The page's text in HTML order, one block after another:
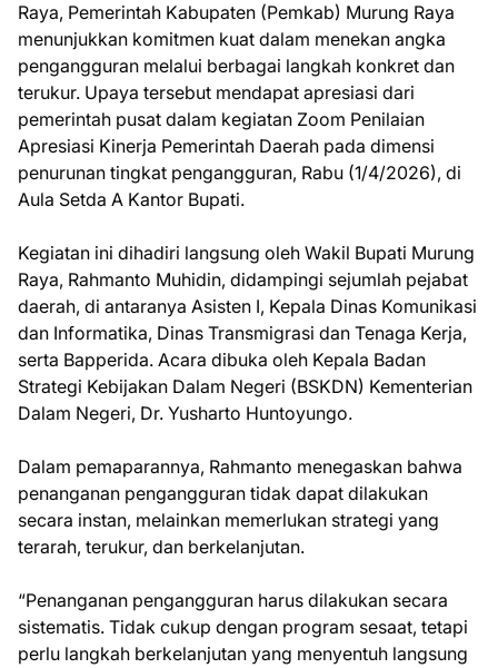
Raya, Pemerintah Kabupaten (Pemkab) Murung Raya
menunjukkan komitmen kuat dalam menekan angka
pengangguran melalui berbagai langkah konkret dan
terukur. Upaya tersebut mendapat apresiasi dari
pemerintah pusat dalam kegiatan Zoom Penilaian
Apresiasi Kinerja Pemerintah Daerah pada dimensi
penurunan tingkat pengangguran, Rabu (1/4/2026), di
Aula Setda A Kantor Bupati.
Kegiatan ini dihadiri langsung oleh Wakil Bupati Murung
Raya, Rahmanto Muhidin, didampingi sejumlah pejabat
daerah, di antaranya Asisten I, Kepala Dinas Komunikasi
dan Informatika, Dinas Transmigrasi dan Tenaga Kerja,
serta Bapperida. Acara dibuka oleh Kepala Badan
Strategi Kebijakan Dalam Negeri (BSKDN) Kementerian
Dalam Negeri, Dr. Yusharto Huntoyungo.
Dalam pemaparannya, Rahmanto menegaskan bahwa
penanganan pengangguran tidak dapat dilakukan
secara instan, melainkan memerlukan strategi yang
terarah, terukur, dan berkelanjutan.
“Penanganan pengangguran harus dilakukan secara
sistematis. Tidak cukup dengan program sesaat, tetapi
perlu langkah berkelanjutan yang menyentuh langsung